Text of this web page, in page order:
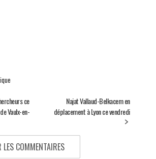
ce
Vaulx-en-
Najat Vallaud-Belkacem en
déplacement à Lyon ce vendredi
LES COMMENTAIRES